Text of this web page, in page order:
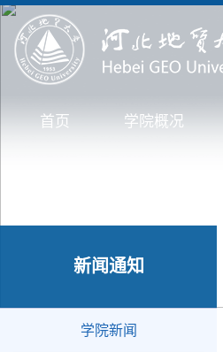
首页 学院概况
新闻通知
学院新闻